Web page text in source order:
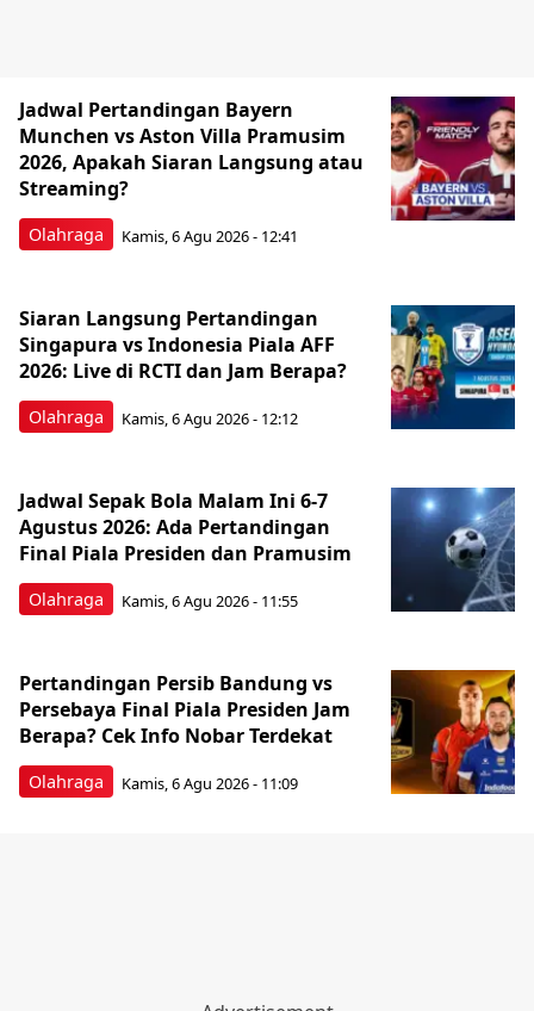
Olahraga
Jadwal Pertandingan Bayern
Munchen vs Aston Villa Pramusim
2026, Apakah Siaran Langsung atau
Streaming?
Kamis, 6 Agu 2026 - 12:41
Olahraga
Siaran Langsung Pertandingan
Singapura vs Indonesia Piala AFF
2026: Live di RCTI dan Jam Berapa?
Kamis, 6 Agu 2026 - 12:12
Olahraga
Jadwal Sepak Bola Malam Ini 6-7
Agustus 2026: Ada Pertandingan
Final Piala Presiden dan Pramusim
Kamis, 6 Agu 2026 - 11:55
Olahraga
Pertandingan Persib Bandung vs
Persebaya Final Piala Presiden Jam
Berapa? Cek Info Nobar Terdekat
Kamis, 6 Agu 2026 - 11:09